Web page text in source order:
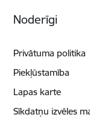
Noderīgi
Privātuma politika
Piekļūstamība
Lapas karte
Sīkdatņu izvēles